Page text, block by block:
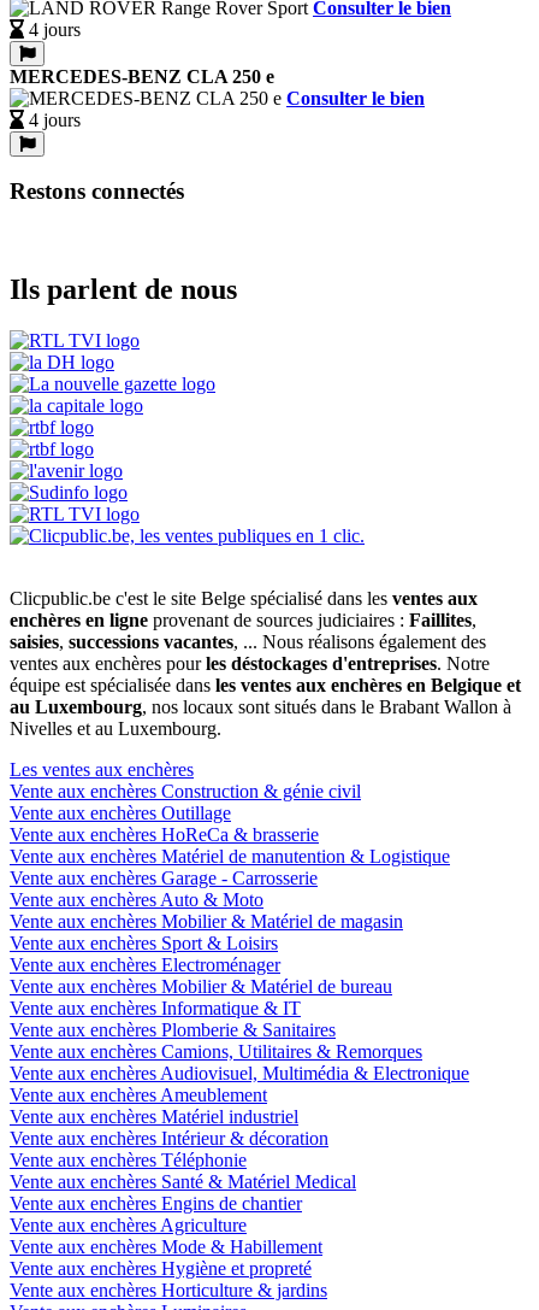
Consulter le bien
4 jours
MERCEDES-BENZ CLA 250 e
Consulter le bien
4 jours
Restons connectés
Ils parlent de nous
Clicpublic.be c'est le site Belge spécialisé dans les ventes aux
enchères en ligne provenant de sources judiciaires : Faillites,
saisies, successions vacantes, ... Nous réalisons également des
ventes aux enchères pourles déstockages d'entreprises. Notre
équipe est spécialisée dans les ventes aux enchères en Belgique et
au Luxembourg, nos locaux sont situés dans le Brabant Wallon à
Nivelles et au Luxembourg.
Les ventes aux enchères
Vente aux enchères Construction & génie civil
Vente aux enchères Outillage
Vente aux enchères HoReCa & brasserie
Vente aux enchères Matériel de manutention & Logistique
Vente aux enchères Garage - Carrosserie
Vente aux enchères Auto & Moto
Vente aux enchères Mobilier & Matériel de magasin
Vente aux enchères Sport & Loisirs
Vente aux enchères Electroménager
Vente aux enchères Mobilier & Matériel de bureau
Vente aux enchères Informatique & IT
Vente aux enchères Plomberie & Sanitaires
Vente aux enchères Camions, Utilitaires & Remorques
Vente aux enchères Audiovisuel, Multimédia & Electronique
Vente aux enchères Ameublement
Vente aux enchères Matériel industriel
Vente aux enchères Intérieur & décoration
Vente aux enchères Téléphonie
Vente aux enchères Santé & Matériel Medical
Vente aux enchères Engins de chantier
Vente aux enchères Agriculture
Vente aux enchères Mode & Habillement
Vente aux enchères Hygiène et propreté
Vente aux enchères Horticulture & jardins